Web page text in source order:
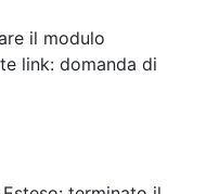
il modulo
link: domanda di